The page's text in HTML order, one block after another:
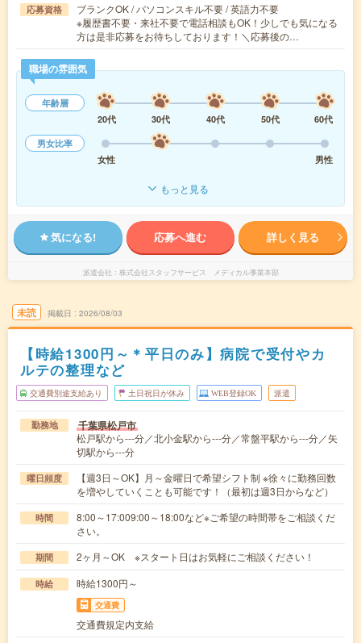
応募資格
ブランクOK / パソコンスキル不要 / 英語力不要
※履歴書不要・来社不要で電話相談もOK！少しでも気になる
方は是非応募をお待ちしております！＼応募後の…
職場の雰囲気
年齢層
20代
30代 40代 50代
60代
男女比率
女性
男性
もっと見る
気になる! 応募へ進む 詳しく見る
派遣会社 株式会社スタッフサービス メディカル事業本部
未読 掲載日 2026/08/03
【時給1300円～＊平日のみ】病院で受付やカ
ルテの整理など
交通費別途支給あり 土日祝日が休み WEB登録OK 派遣
勤務地 千葉県松戸市
松戸駅から---分／北小金駅から---分／常盤平駅から---分／矢
切駅から---分
曜日頻度
【週3日～OK】月～金曜日で希望シフト制 ※徐々に勤務回数
を増やしていくことも可能です！（最初は週3日からなど）
時間
8:00～17:009:00～18:00など※ご希望の時間帯をご相談くだ
さい。
期間 2ヶ月～OK ※スタート日はお気軽にご相談ください！
時給 時給1300円～
交通費
交通費規定内支給